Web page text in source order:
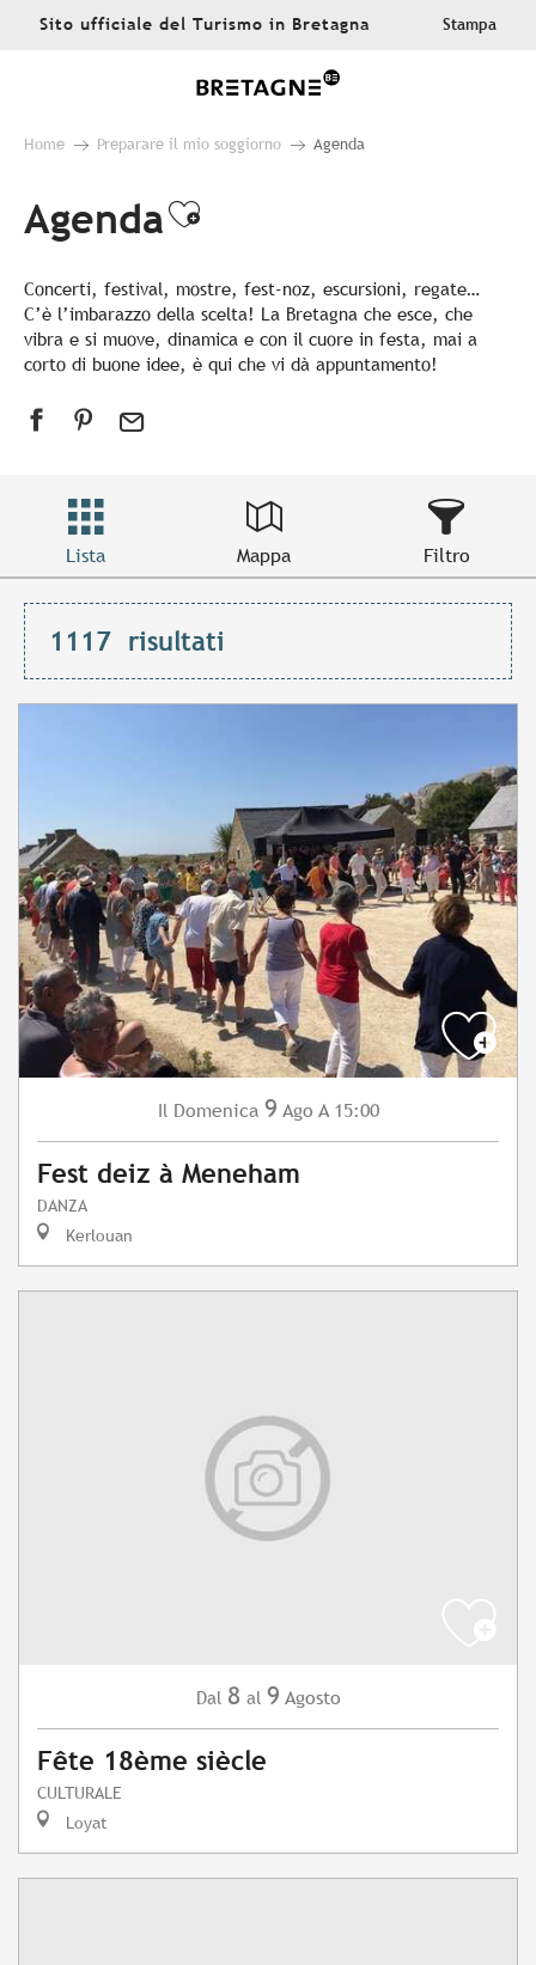
AllerSito ufficiale del Turismo in Bretagna Stampa
Home Preparare il mio soggiorno Agenda
AgendaAjouter aux favoris
Concerti, festival, mostre, fest-noz, escursioni, regate…
C’è l’imbarazzo della scelta! La Bretagna che esce, che
vibra e si muove, dinamica e con il cuore in festa, mai a
corto di buone idee, è qui che vi dà appuntamento!
Lista Mappa Filtro
1117 risultati
Il Domenica 9 Ago A 15:00
Fest deiz à Meneham
DANZA
Kerlouan
Dal 8 al 9 Agosto
Fête 18ème siècle
CULTURALE
Loyat